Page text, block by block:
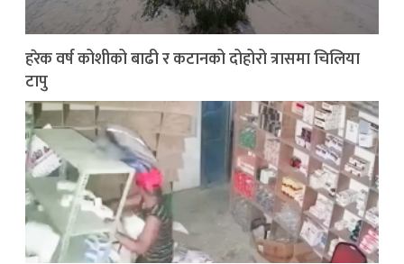
हरेक वर्ष कोशीको बाढी र कटानको दोहोरो त्रासमा चिलिया
टापु